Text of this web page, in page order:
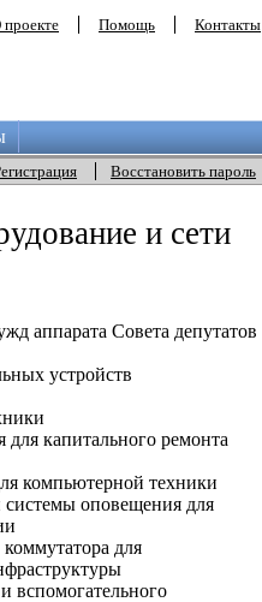
Помощь Контакты
Восстановить пароль
и сети
аппарата Совета депутатов
устройств
капитального ремонта
компьютерной техники
оповещения для
для
вспомогательного